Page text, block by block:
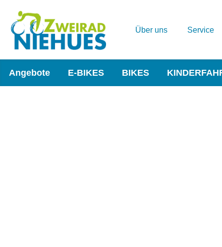
Über uns Service
Angebote E-BIKES BIKES